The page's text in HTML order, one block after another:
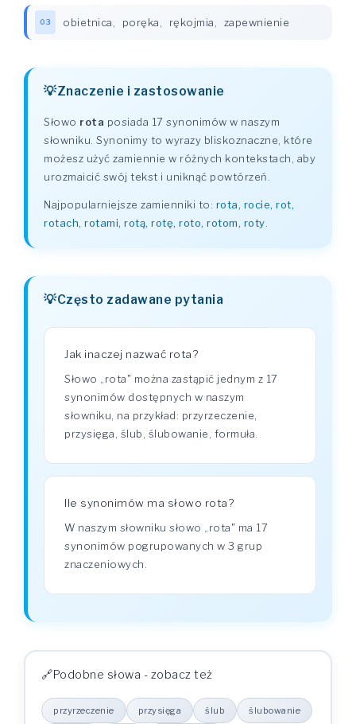
03 obietnica poręka rękojmia zapewnienie
Znaczenie i zastosowanie
Słowo rota posiada 17 synonimów w naszym
słowniku. Synonimy to wyrazy bliskoznaczne, które
możesz użyć zamiennie w różnych kontekstach, aby
urozmaicić swój tekst i uniknąć powtórzeń.
Najpopularniejsze zamienniki to: rota, rocie, rot,
rotach, rotami, rotą, rotę, roto, rotom, roty
Często zadawane pytania
Jak inaczej nazwać rota?
Słowo „rota" można zastąpić jednym z 17
synonimów dostępnych w naszym
słowniku, na przykład: przyrzeczenie,
przysięga, ślub, ślubowanie, formuła.
Ile synonimów ma słowo rota?
W naszym słowniku słowo „rota" ma 17
synonimów pogrupowanych w 3 grup
znaczeniowych.
Podobne słowa - zobacz też
przyrzeczenie przysięga ślub ślubowanie